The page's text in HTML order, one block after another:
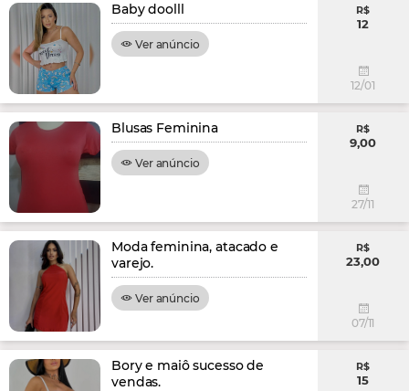
Baby doolll
Ver anúncio
R$
12
12/01
Blusas Feminina
Ver anúncio
R$
9,00
27/11
Moda feminina, atacado e
varejo.
Ver anúncio
R$
23,00
07/11
Bory e maiô sucesso de
vendas.
R$
15